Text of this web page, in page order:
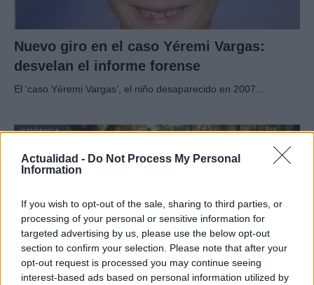
Actualidad - Do Not Process My Personal
Information
If you wish to opt-out of the sale, sharing to third parties, or
processing of your personal or sensitive information for
targeted advertising by us, please use the below opt-out
section to confirm your selection. Please note that after your
opt-out request is processed you may continue seeing
interest-based ads based on personal information utilized by
Nuevo giro en el caso Yéremi Vargas:
desvelan el informe forense
El ‘caso Yéremi Vargas’, el niño desaparecido en 2007…
CRÓNICA